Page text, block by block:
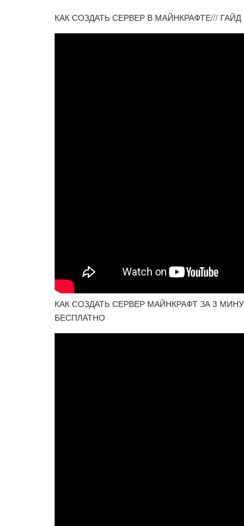
КАК СОЗДАТЬ СЕРВЕР В МАЙНКРАФТЕ///
КАК СОЗДАТЬ СЕРВЕР МАЙНКРАФТ ЗА 3
БЕСПЛАТНО